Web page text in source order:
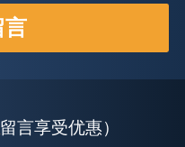
留言享受优惠）